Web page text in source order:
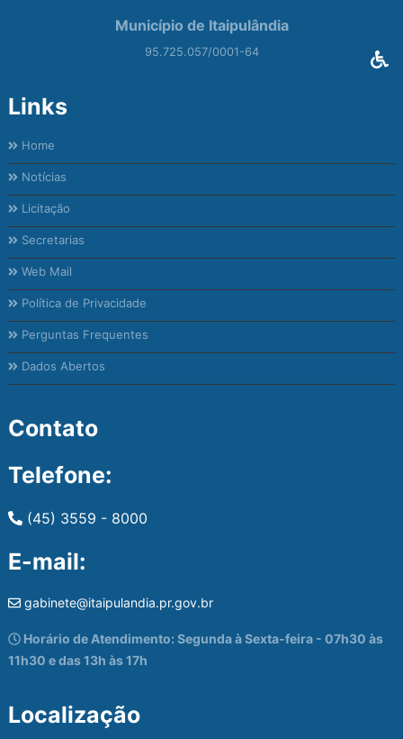
Município de Itaipulândia
95.725.057/0001-64
Links
Home
Notícias
Licitação
Secretarias
Web Mail
Política de Privacidade
Perguntas Frequentes
Dados Abertos
Contato
Telefone:
(45) 3559 - 8000
E-mail:
gabinete@itaipulandia.pr.gov.br
Horário de Atendimento: Segunda à Sexta-feira - 07h30 às
11h30 e das 13h às 17h
Localização